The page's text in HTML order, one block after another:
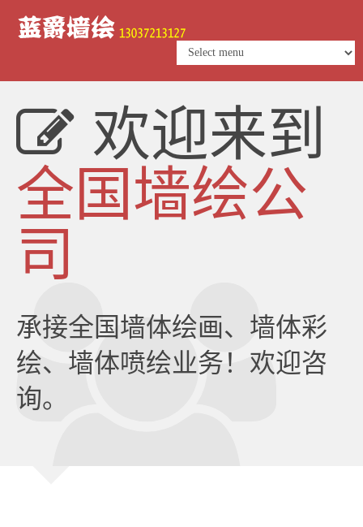
欢迎来到
全国墙绘公
司
承接全国墙体绘画、墙体彩
绘、墙体喷绘业务！欢迎咨
询。